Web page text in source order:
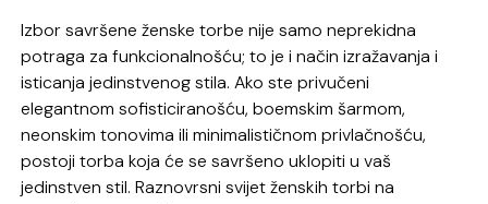
Izbor savršene ženske torbe nije samo neprekidna
potraga za funkcionalnošću; to je i način izražavanja i
isticanja jedinstvenog stila. Ako ste privučeni
elegantnom sofisticiranošću, boemskim šarmom,
neonskim tonovima ili minimalističnom privlačnošću,
postoji torba koja će se savršeno uklopiti u vaš
jedinstven stil. Raznovrsni svijet ženskih torbi na